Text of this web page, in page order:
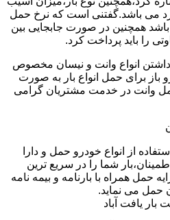
می باشد.گفتنی است که نرخ حمل
همچنین در صورت جابجایی بین
را باید پرداخت کرد.
داشتن انواع وانت و نیسان مخصوص
برای حمل انواع بار به صورت
وانت در خدمت مشتریان گرامی
از انواع خودرو حمل و دارا
شما را در سریع ترین
حمل همراه با بارنامه و بیمه نامه
حمل می نماید.
بار یافت آباد